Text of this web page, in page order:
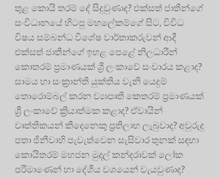
තුළ කොයි තරම් දේ සිදුවුණාද? එක්සත් ජාතීන්ගේ
සංවිධානයේ හිටපු මහලේකම්ගේ සිට, විවිධ
විෂය සම්බන්ධ විශේෂ වාර්තාකරුවන් ආදී
එක්සත් ජාතීන්ගේ ඉහළ පෙළේ නිලධාරීන්
කොතරම් ප්‍රමාණයක් ශ්‍රී ලංකාවේ සංචාරය කළාද?
සාමය හා සංක්‍රාන්ති යුක්තිය වැනි යෙදුම්
තොරොම්බල් කරන ව්‍යාපෘති කෙතරම් ප්‍රමාණයක්
ශ්‍රී ලංකාවේ ක්‍රියාත්මක කළාද? ඒවායින්
වෘත්තිකයන් කීදෙනෙකු ප්‍රතිලාභ ලැබුවාද? අවුරුදු
පතා ජිනීවාහි පැවැත්වෙන සැසිවාර තුනක් සඳහා
කොයිතරම් මහජන මුදල් කන්දරාවක් ලෝක
පරිමාණෙන් හා දේශීය වශයෙන් වැයවුණාද?